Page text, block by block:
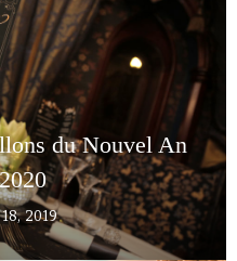
du Nouvel An
2019